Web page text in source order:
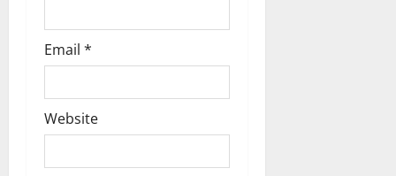
Email *
Website